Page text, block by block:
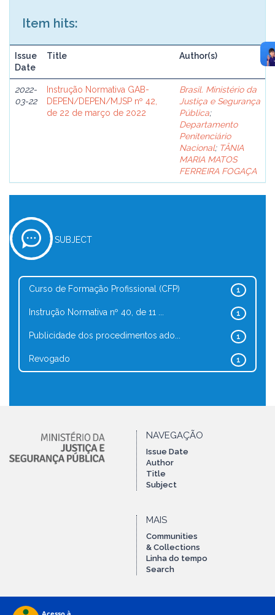
Item hits:
Issue
Date
Title Author(s)
2022-
03-22
Instrução Normativa GAB-
DEPEN/DEPEN/MJSP nº 42,
de 22 de março de 2022
Brasil. Ministério da
Justiça e Segurança
Pública;
Departamento
Penitenciário
Nacional; TÂNIA
MARIA MATOS
FERREIRA FOGAÇA
SUBJECT
1
Curso de Formação Profissional (CFP)
1
Instrução Normativa nº 40, de 11 ...
1
Publicidade dos procedimentos ado...
1
Revogado
NAVEGAÇÃO
Issue Date
Author
Title
Subject
MAIS
Communities
& Collections
Linha do tempo
Search